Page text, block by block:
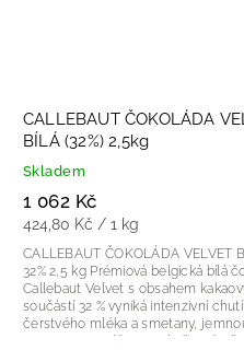
CALLEBAUT ČOKOLÁDA
BÍLÁ (32%) 2,5kg
Skladem
1 062 Kč
424,80 Kč / 1 kg
CALLEBAUT ČOKOLÁDA VELVET
32% 2,5 kg Prémiová belgická bílá čokoláda
Callebaut Velvet s obsahem
součástí 32 % vyniká intenzivní chutí
čerstvého mléka a smetany,